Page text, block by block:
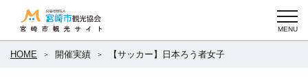
HOME 開催実績 【サッカー】日本ろう者女子